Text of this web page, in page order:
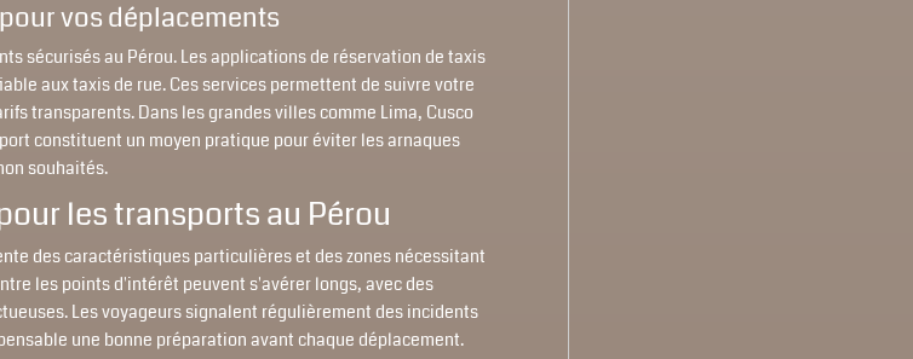
vos déplacements
sécurisés au Pérou. Les applications de réservation de taxis
aux taxis de rue. Ces services permettent de suivre votre
transparents. Dans les grandes villes comme Lima, Cusco
constituent un moyen pratique pour éviter les arnaques
souhaités.
les transports au Pérou
des caractéristiques particulières et des zones nécessitant
les points d'intérêt peuvent s'avérer longs, avec des
Les voyageurs signalent régulièrement des incidents
une bonne préparation avant chaque déplacement.